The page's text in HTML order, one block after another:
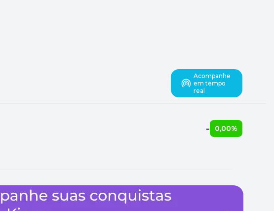
Acompanhe
em tempo
real
- 0,00%